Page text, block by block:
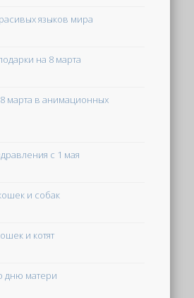
языков мира
на 8 марта
марта в анимационных
с 1 мая
и собак
и котят
дню матери